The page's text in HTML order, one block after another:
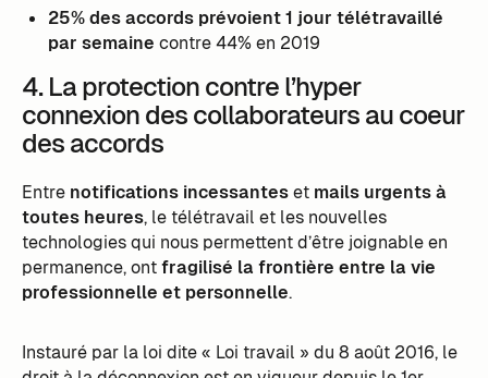
25% des accords prévoient 1 jour télétravaillé
par semaine contre 44% en 2019
4. La protection contre l’hyper
connexion des collaborateurs au coeur
des accords
Entre notifications incessanteset mails urgents à
toutes heures, le télétravail et les nouvelles
technologies qui nous permettent d’être joignable en
permanence, ontfragilisé la frontière entre la vie
professionnelle et personnelle.
Instauré par la loi dite « Loi travail » du 8 août 2016, le